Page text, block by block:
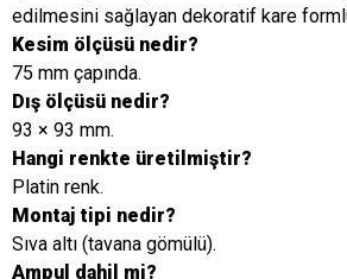
edilmesini sağlayan dekoratif kare
Kesim ölçüsü nedir?
75 mm çapında.
Dış ölçüsü nedir?
93 × 93 mm.
Hangi renkte üretilmiştir?
Platin renk.
Montaj tipi nedir?
Sıva altı (tavana gömülü).
Ampul dahil mi?